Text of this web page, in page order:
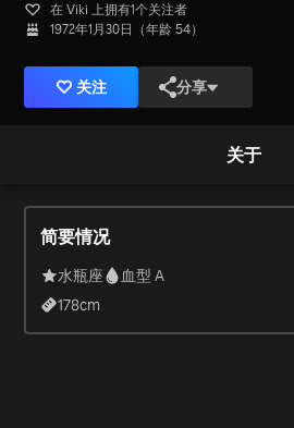
在 Viki 上拥有1个关注者
1972年1月30日（年龄 54）
关注 分享
关于
简要情况
水瓶座
血型 A
178cm